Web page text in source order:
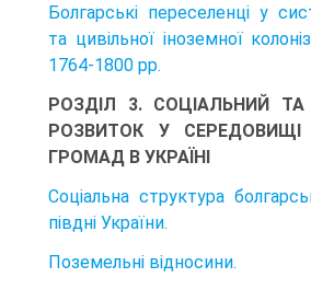
Болгарські переселенці у
та цивільної іноземної
1764-1800 рр.
РОЗДІЛ 3. СОЦІАЛЬНИЙ ТА
РОЗВИТОК У СЕРЕДОВИЩІ
ГРОМАД В УКРАЇНІ
Соціальна структура
півдні України.
Поземельні відносини.